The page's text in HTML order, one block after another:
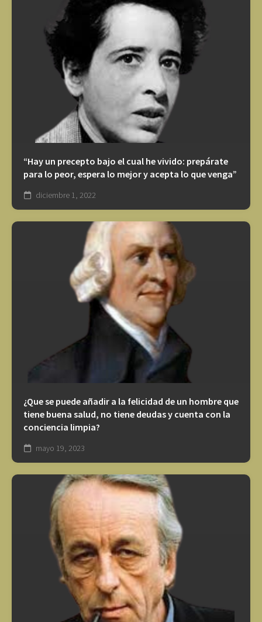
“Hay un precepto bajo el cual he vivido: prepárate
para lo peor, espera lo mejor y acepta lo que venga”
diciembre 1, 2022
¿Que se puede añadir a la felicidad de un hombre que
tiene buena salud, no tiene deudas y cuenta con la
conciencia limpia?
mayo 19, 2023